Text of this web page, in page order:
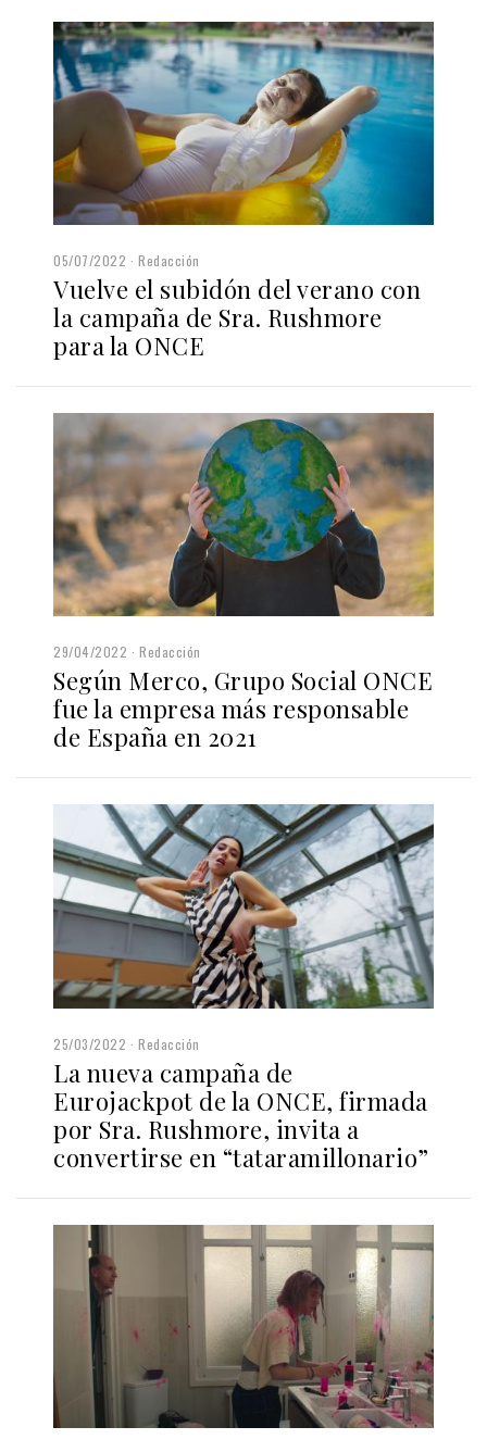
05/07/2022 Redacción
Vuelve el subidón del verano con
la campaña de Sra. Rushmore
para la ONCE
29/04/2022 Redacción
Según Merco, Grupo Social ONCE
fue la empresa más responsable
de España en 2021
25/03/2022 Redacción
La nueva campaña de
Eurojackpot de la ONCE, firmada
por Sra. Rushmore, invita a
convertirse en “tataramillonario”